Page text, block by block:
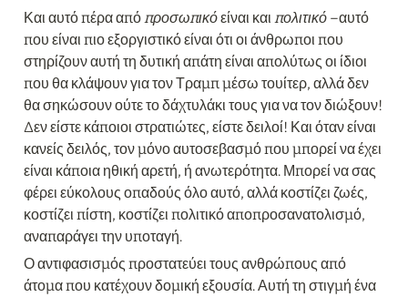
Και αυτό πέρα από προσωπικό είναι και πολιτικό –αυτό
που είναι πιο εξοργιστικό είναι ότι οι άνθρωποι που
στηρίζουν αυτή τη δυτική απάτη είναι απολύτως οι ίδιοι
που θα κλάψουν για τον Τραμπ μέσω τουίτερ, αλλά δεν
θα σηκώσουν ούτε το δάχτυλάκι τους για να τον διώξουν!
Δεν είστε κάποιοι στρατιώτες, είστε δειλοί! Και όταν είναι
κανείς δειλός, τον μόνο αυτοσεβασμό που μπορεί να έχει
είναι κάποια ηθική αρετή, ή ανωτερότητα. Μπορεί να σας
φέρει εύκολους οπαδούς όλο αυτό, αλλά κοστίζει ζωές,
κοστίζει πίστη, κοστίζει πολιτικό αποπροσανατολισμό,
αναπαράγει την υποταγή.
Ο αντιφασισμός προστατεύει τους ανθρώπους από
άτομα που κατέχουν δομική εξουσία. Αυτή τη στιγμή ένα